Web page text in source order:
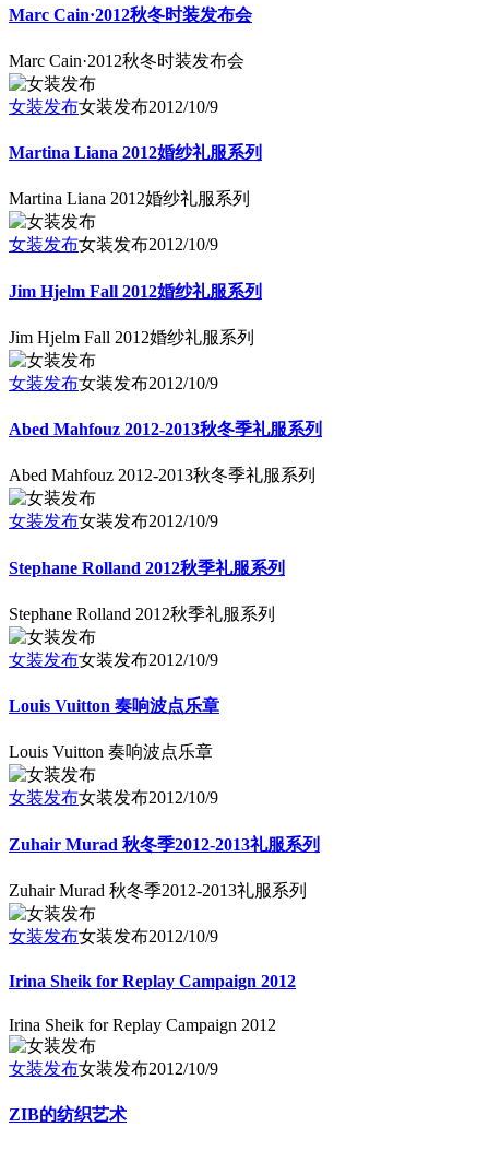
Marc Cain·2012秋冬时装发布会
Marc Cain·2012秋冬时装发布会
女装发布女装发布2012/10/9
Martina Liana 2012婚纱礼服系列
Martina Liana 2012婚纱礼服系列
女装发布女装发布2012/10/9
Jim Hjelm Fall 2012婚纱礼服系列
Jim Hjelm Fall 2012婚纱礼服系列
女装发布女装发布2012/10/9
Abed Mahfouz 2012-2013秋冬季礼服系列
Abed Mahfouz 2012-2013秋冬季礼服系列
女装发布女装发布2012/10/9
Stephane Rolland 2012秋季礼服系列
Stephane Rolland 2012秋季礼服系列
女装发布女装发布2012/10/9
Louis Vuitton 奏响波点乐章
Louis Vuitton 奏响波点乐章
女装发布女装发布2012/10/9
Zuhair Murad 秋冬季2012-2013礼服系列
Zuhair Murad 秋冬季2012-2013礼服系列
女装发布女装发布2012/10/9
Irina Sheik for Replay Campaign 2012
Irina Sheik for Replay Campaign 2012
女装发布女装发布2012/10/9
ZIB的纺织艺术